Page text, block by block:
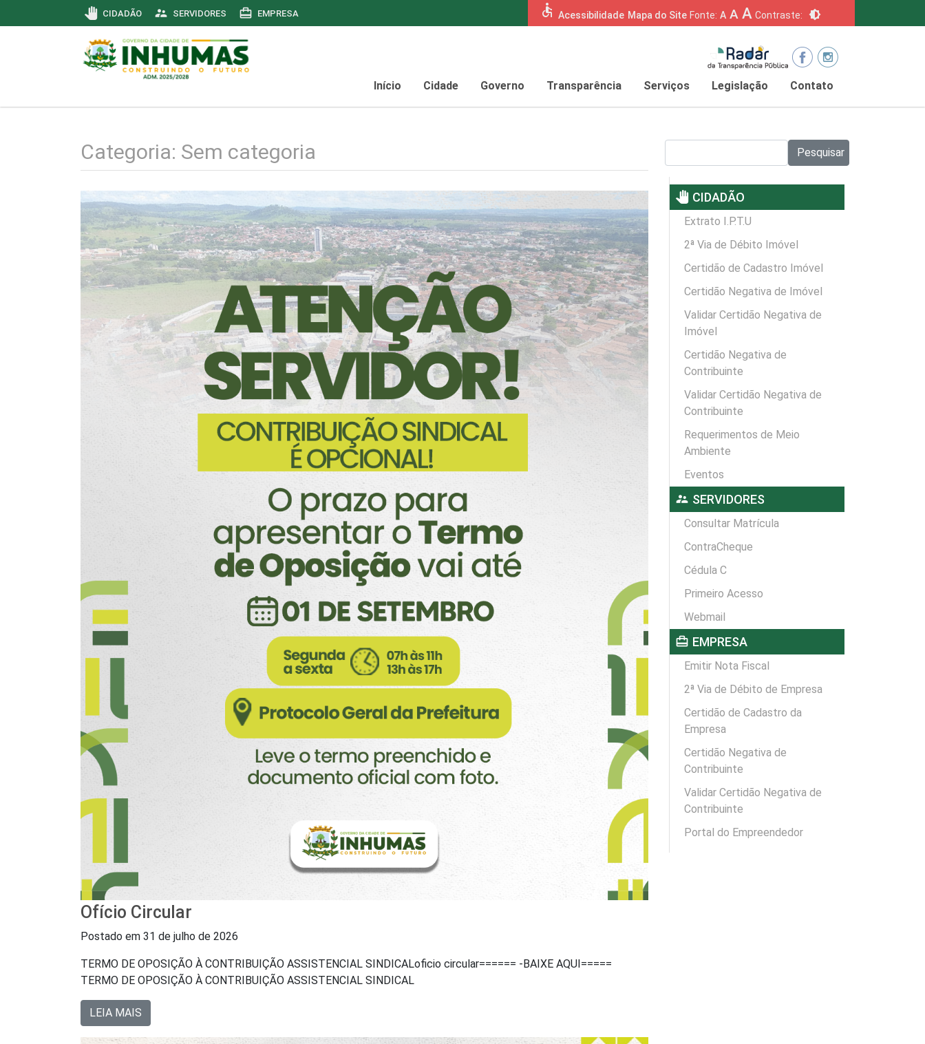
pan_tool CIDADÃO supervisor_account SERVIDORES card_travel EMPRESA accessible Acessibilidade Mapa do Site Fonte: A A A Contraste: brightness_6
Início Cidade Governo Transparência Serviços Legislação Contato
Categoria: Sem categoria
Ofício Circular
Postado em 31 de julho de 2026
TERMO DE OPOSIÇÃO À CONTRIBUIÇÃO ASSISTENCIAL SINDICALoficio circular====== -BAIXE AQUI=====
TERMO DE OPOSIÇÃO À CONTRIBUIÇÃO ASSISTENCIAL SINDICAL
LEIA MAIS
Pesquisar
pan_tool CIDADÃO
Extrato I.P.T.U
2ª Via de Débito Imóvel
Certidão de Cadastro Imóvel
Certidão Negativa de Imóvel
Validar Certidão Negativa de
Imóvel
Certidão Negativa de
Contribuinte
Validar Certidão Negativa de
Contribuinte
Requerimentos de Meio
Ambiente
Eventos
supervisor_account SERVIDORES
Consultar Matrícula
ContraCheque
Cédula C
Primeiro Acesso
Webmail
card_travel EMPRESA
Emitir Nota Fiscal
2ª Via de Débito de Empresa
Certidão de Cadastro da
Empresa
Certidão Negativa de
Contribuinte
Validar Certidão Negativa de
Contribuinte
Portal do Empreendedor